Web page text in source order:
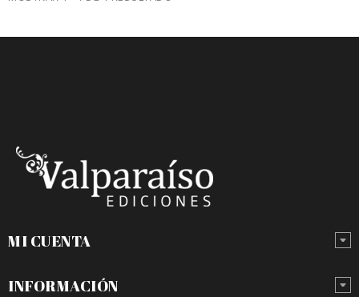
MI CUENTA
INFORMACIÓN